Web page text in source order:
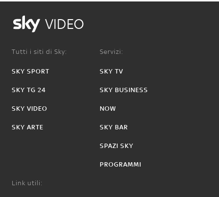
VIDEO
Tutti i siti di Sky:
SKY SPORT
SKY TG 24
SKY VIDEO
SKY ARTE
Servizi:
SKY TV
SKY BUSINESS
NOW
SKY BAR
SPAZI SKY
PROGRAMMI
Link utili: